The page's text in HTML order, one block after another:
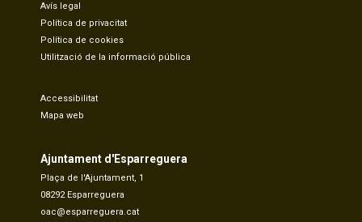
Avís legal
Política de privacitat
Política de cookies
Utilització de la informació pública
Accessibilitat
Mapa web
Ajuntament d'Esparreguera
Plaça de l'Ajuntament, 1
08292 Esparreguera
oac@esparreguera.cat